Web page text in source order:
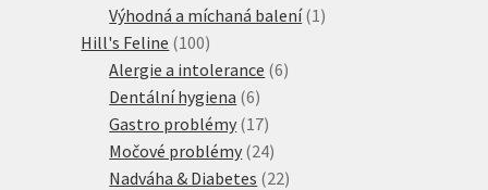
produkty
Výhodná a míchaná balení 1 1
Hill's Feline 100100
produktů
Alergie a intolerance 66
Dentální hygiena 66
produktů
Gastro problémy 1717
produktů
Močové problémy 2424
produktů
Nadváha & Diabetes 2222